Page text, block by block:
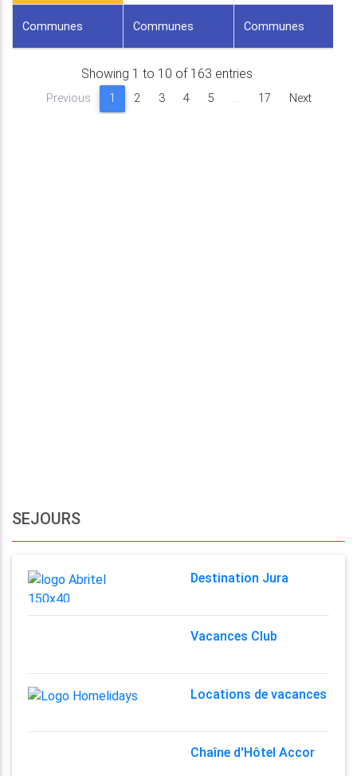
Communes Communes Communes
Showing 1 to 10 of 163 entries
Previous 1 2 3 4 5 … 17 Next
SEJOURS
Destination Jura
Vacances Club
Locations de vacances
Chaîne d'Hôtel Accor